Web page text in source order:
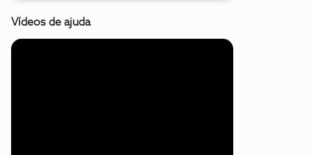
Vídeos de ajuda